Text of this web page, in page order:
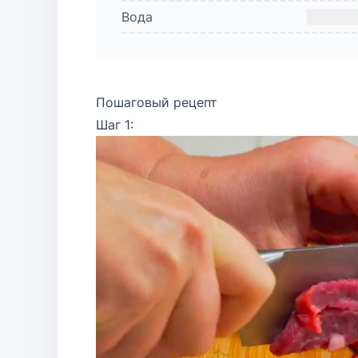
Вода
Пошаговый рецепт
Шаг 1: